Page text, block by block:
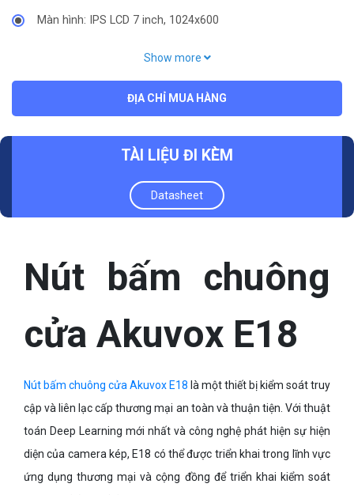
Màn hình: IPS LCD 7 inch, 1024x600
Nhiệt độ làm việc: -20 ℃ ~ + 55 ℃
Show more
ĐỊA CHỈ MUA HÀNG
TÀI LIỆU ĐI KÈM
Datasheet
Nút bấm chuông
cửa Akuvox E18
Nút bấm chuông cửa Akuvox E18 là một thiết bị kiểm soát truy
cập và liên lạc cấp thương mại an toàn và thuận tiện. Với thuật
toán Deep Learning mới nhất và công nghệ phát hiện sự hiện
diện của camera kép, E18 có thể được triển khai trong lĩnh vực
ứng dụng thương mại và cộng đồng để triển khai kiểm soát